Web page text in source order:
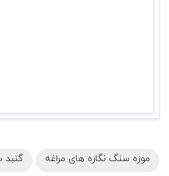
موزه سنگ نگاره های مراغه
گنبد